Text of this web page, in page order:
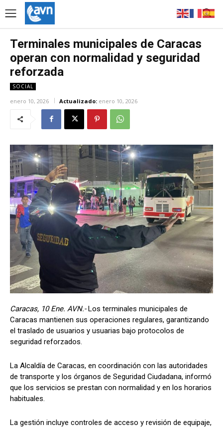
Terminales municipales de Caracas
operan con normalidad y seguridad
reforzada
SOCIAL
enero 10, 2026 Actualizado: enero 10, 2026
Caracas, 10 Ene. AVN.-Los terminales municipales de
Caracas mantienen sus operaciones regulares, garantizando
el traslado de usuarios y usuarias bajo protocolos de
seguridad reforzados.
La Alcaldía de Caracas, en coordinación con las autoridades
de transporte y los órganos de Seguridad Ciudadana, informó
que los servicios se prestan con normalidad y en los horarios
habituales.
La gestión incluye controles de acceso y revisión de equipaje,